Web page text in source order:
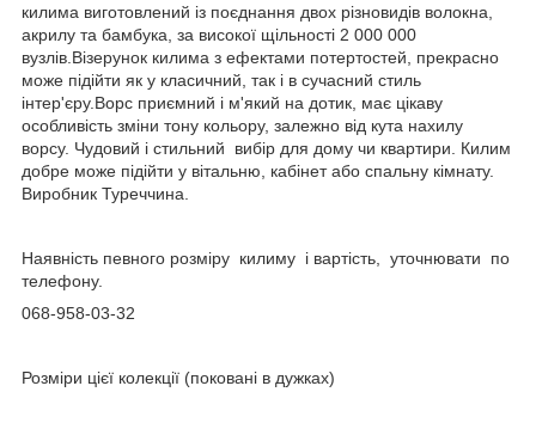
килима виготовлений із поєднання двох різновидів волокна,
акрилу та бамбука, за високої щільності 2 000 000
вузлів.Візерунок килима з ефектами потертостей, прекрасно
може підійти як у класичний, так і в сучасний стиль
інтер'єру.Ворс приємний і м'який на дотик, має цікаву
особливість зміни тону кольору, залежно від кута нахилу
ворсу. Чудовий і стильний вибір для дому чи квартири. Килим
добре може підійти у вітальню, кабінет або спальну кімнату.
Виробник Туреччина.
Наявність певного розміру килиму і вартість, уточнювати по
телефону.
068-958-03-32
Розміри цієї колекції (поковані в дужках)